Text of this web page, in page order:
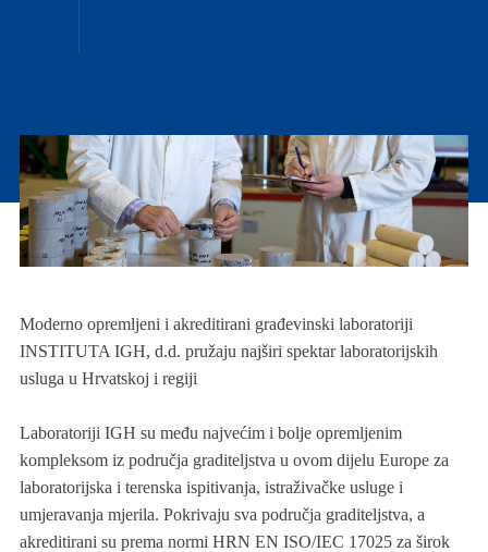
Moderno opremljeni i akreditirani građevinski laboratoriji
INSTITUTA IGH, d.d. pružaju najširi spektar laboratorijskih
usluga u Hrvatskoj i regiji
Laboratoriji IGH su među najvećim i bolje opremljenim
kompleksom iz područja graditeljstva u ovom dijelu Europe za
laboratorijska i terenska ispitivanja, istraživačke usluge i
umjeravanja mjerila. Pokrivaju sva područja graditeljstva, a
akreditirani su prema normi HRN EN ISO/IEC 17025 za širok